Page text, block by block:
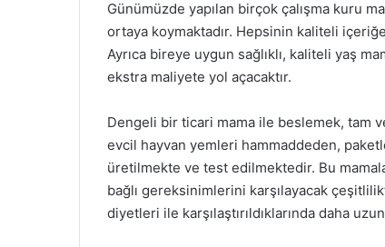
Günümüzde yapılan birçok çalışma kuru
ortaya koymaktadır. Hepsinin kaliteli
Ayrıca bireye uygun sağlıklı, kaliteli yaş
ekstra maliyete yol açacaktır.
Dengeli bir ticari mama ile beslemek, tam
evcil hayvan yemleri hammaddeden,
üretilmekte ve test edilmektedir. Bu
bağlı gereksinimlerini karşılayacak
diyetleri ile karşılaştırıldıklarında daha